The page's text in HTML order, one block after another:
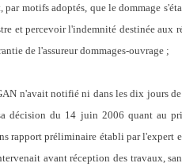
motifs adoptés, que le dommage
et percevoir l'indemnité destinée aux
de l'assureur dommages-ouvrage ;
n'avait notifié ni dans les dix jours
décision du 14 juin 2006 quant au
rapport préliminaire établi par l'expert
avant réception des travaux,